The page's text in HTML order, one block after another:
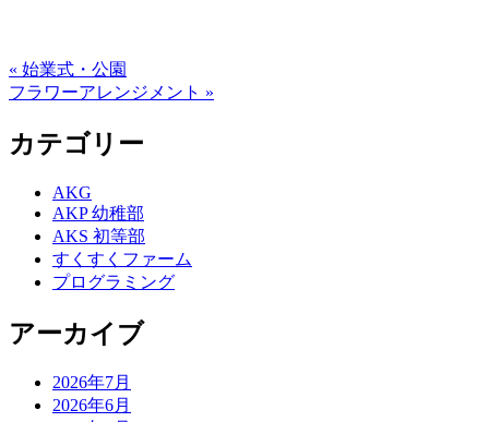
« 始業式・公園
フラワーアレンジメント »
カテゴリー
AKG
AKP 幼稚部
AKS 初等部
すくすくファーム
プログラミング
アーカイブ
2026年7月
2026年6月